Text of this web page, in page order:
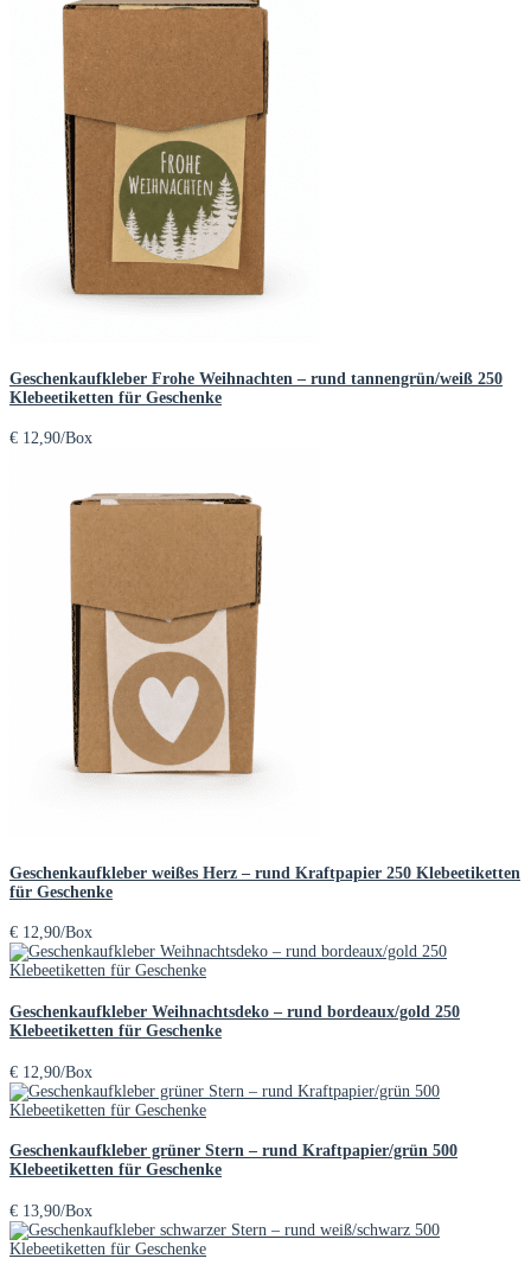
Geschenkaufkleber Frohe Weihnachten – rund tannengrün/weiß 250
Klebeetiketten für Geschenke
€ 12,90/Box
Geschenkaufkleber weißes Herz – rund Kraftpapier 250 Klebeetiketten
für Geschenke
€ 12,90/Box
Geschenkaufkleber Weihnachtsdeko – rund bordeaux/gold 250
Klebeetiketten für Geschenke
€ 12,90/Box
Geschenkaufkleber grüner Stern – rund Kraftpapier/grün 500
Klebeetiketten für Geschenke
€ 13,90/Box